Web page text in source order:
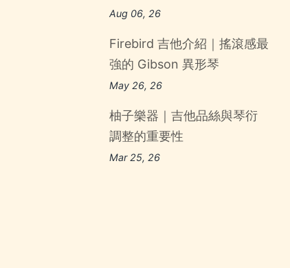
Aug 06, 26
Firebird 吉他介紹｜搖滾感最
強的 Gibson 異形琴
May 26, 26
柚子樂器｜吉他品絲與琴衍
調整的重要性
Mar 25, 26